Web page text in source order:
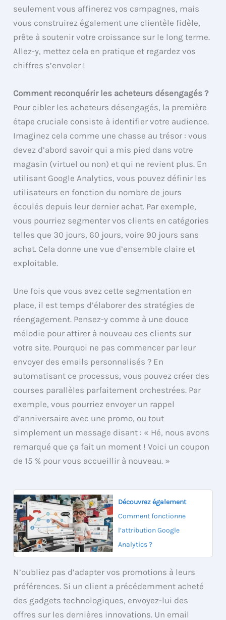
seulement vous affinerez vos campagnes, mais
vous construirez également une clientèle fidèle,
prête à soutenir votre croissance sur le long terme.
Allez-y, mettez cela en pratique et regardez vos
chiffres s’envoler !
Comment reconquérir les acheteurs désengagés ?
Pour cibler les acheteurs désengagés, la première
étape cruciale consiste à identifier votre audience.
Imaginez cela comme une chasse au trésor : vous
devez d’abord savoir qui a mis pied dans votre
magasin (virtuel ou non) et qui ne revient plus. En
utilisant Google Analytics, vous pouvez définir les
utilisateurs en fonction du nombre de jours
écoulés depuis leur dernier achat. Par exemple,
vous pourriez segmenter vos clients en catégories
telles que 30 jours, 60 jours, voire 90 jours sans
achat. Cela donne une vue d’ensemble claire et
exploitable.
Une fois que vous avez cette segmentation en
place, il est temps d’élaborer des stratégies de
réengagement. Pensez-y comme à une douce
mélodie pour attirer à nouveau ces clients sur
votre site. Pourquoi ne pas commencer par leur
envoyer des emails personnalisés ? En
automatisant ce processus, vous pouvez créer des
courses parallèles parfaitement orchestrées. Par
exemple, vous pourriez envoyer un rappel
d’anniversaire avec une promo, ou tout
simplement un message disant : « Hé, nous avons
remarqué que ça fait un moment ! Voici un coupon
de 15 % pour vous accueillir à nouveau. »
Découvrez également
Comment fonctionne
l’attribution Google
Analytics ?
N’oubliez pas d’adapter vos promotions à leurs
préférences. Si un client a précédemment acheté
des gadgets technologiques, envoyez-lui des
offres sur les dernières innovations. Un email